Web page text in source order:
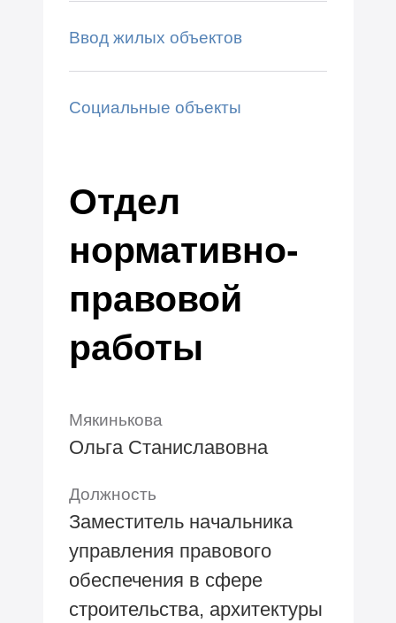
Ввод жилых объектов
Социальные объекты
Отдел
нормативно-
правовой
работы
Мякинькова
Ольга Станиславовна
Должность
Заместитель начальника
управления правового
обеспечения в сфере
строительства, архитектуры